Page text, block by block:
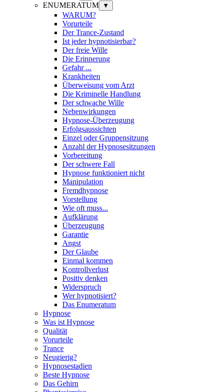
ENUMERATUM ▼
WARUM?
Vorurteile
Der Trance-Zustand
Ist jeder hypnotisierbar?
Der freie Wille
Die Erinnerung
Gefahr ...
Krankheiten
Überweisung vom Arzt
Die Kriminelle Handlung
Der schwache Wille
Nebenwirkungen
Hypnose-Überzeugung
Erfolgsaussichten
Einzel oder Gruppensitzung
Anzahl der Hypnosesitzungen
Vorbereitung
Der schwere Fall
Hypnose funktioniert nicht
Manipulation
Fremdhypnose
Vorstellung
Wie oft muss...
Aufklärung
Überzeugung
Garantie
Angst
Der Glaube
Einmal kommen
Kontrollverlust
Positiv denken
Widerspruch
Wer hypnotisiert?
Das Enumeratum
Hypnose
Was ist Hypnose
Qualität
Vorurteile
Trance
Neugierig?
Hypnosestadien
Beste Hypnose
Das Gehirn